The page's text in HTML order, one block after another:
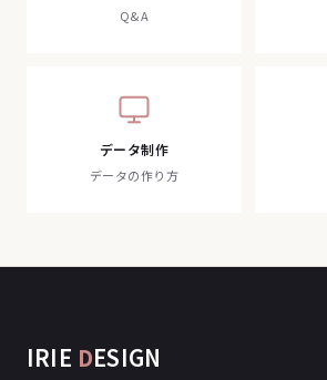
Q&A
データ制作
データの作り方
IRIE DESIGN